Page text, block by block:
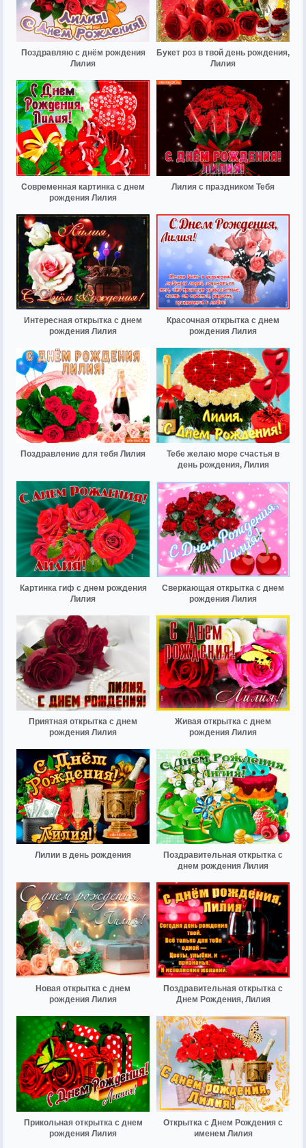
Поздравляю с днём рождения
Лилия
Букет роз в твой день рождения,
Лилия
Современная картинка с днем
рождения Лилия
Лилия с праздником Тебя
Интересная открытка с днем
рождения Лилия
Красочная открытка с днем
рождения Лилия
Поздравление для тебя Лилия
Тебе желаю море счастья в
день рождения, Лилия
Картинка гиф с днем рождения
Лилия
Сверкающая открытка с днем
рождения Лилия
Приятная открытка с днем
рождения Лилия
Живая открытка с днем
рождения Лилия
Лилии в день рождения
Поздравительная открытка с
днем рождения Лилия
Новая открытка с днем
рождения Лилия
Поздравительная открытка с
Днем Рождения, Лилия
Прикольная открытка с днем
рождения Лилия
Открытка с Днем Рождения с
именем Лилия